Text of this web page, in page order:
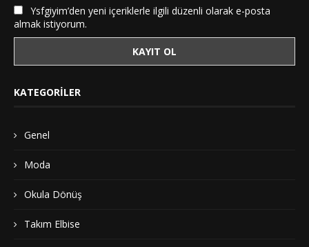
Ysfgiyim’den yeni içeriklerle ilgili düzenli olarak e-posta
almak istiyorum.
KATEGORILER
Genel
Moda
Okula Dönüş
Takım Elbise